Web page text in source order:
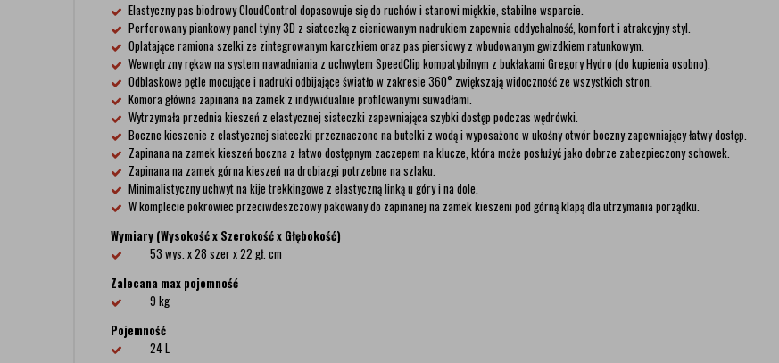
Elastyczny pas biodrowy CloudControl dopasowuje się do ruchów i stanowi miękkie, stabilne wsparcie.
Perforowany piankowy panel tylny 3D z siateczką z cieniowanym nadrukiem zapewnia oddychalność, komfort i atrakcyjny styl.
Oplatające ramiona szelki ze zintegrowanym karczkiem oraz pas piersiowy z wbudowanym gwizdkiem ratunkowym.
Wewnętrzny rękaw na system nawadniania z uchwytem SpeedClip kompatybilnym z bukłakami Gregory Hydro (do kupienia osobno).
Odblaskowe pętle mocujące i nadruki odbijające światło w zakresie 360° zwiększają widoczność ze wszystkich stron.
Komora główna zapinana na zamek z indywidualnie profilowanymi suwadłami.
Wytrzymała przednia kieszeń z elastycznej siateczki zapewniająca szybki dostęp podczas wędrówki.
Boczne kieszenie z elastycznej siateczki przeznaczone na butelki z wodą i wyposażone w ukośny otwór boczny zapewniający łatwy dostęp.
Zapinana na zamek kieszeń boczna z łatwo dostępnym zaczepem na klucze, która może posłużyć jako dobrze zabezpieczony schowek.
Zapinana na zamek górna kieszeń na drobiazgi potrzebne na szlaku.
Minimalistyczny uchwyt na kije trekkingowe z elastyczną linką u góry i na dole.
W komplecie pokrowiec przeciwdeszczowy pakowany do zapinanej na zamek kieszeni pod górną klapą dla utrzymania porządku.
Wymiary (Wysokość x Szerokość x Głębokość)
53 wys. x 28 szer x 22 gł. cm
Zalecana max pojemność
9 kg
Pojemność
24 L